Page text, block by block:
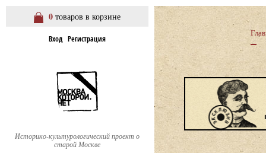
0 товаров в корзине
Вход Регистрация
Историко-культурологический проект о
старой Москве